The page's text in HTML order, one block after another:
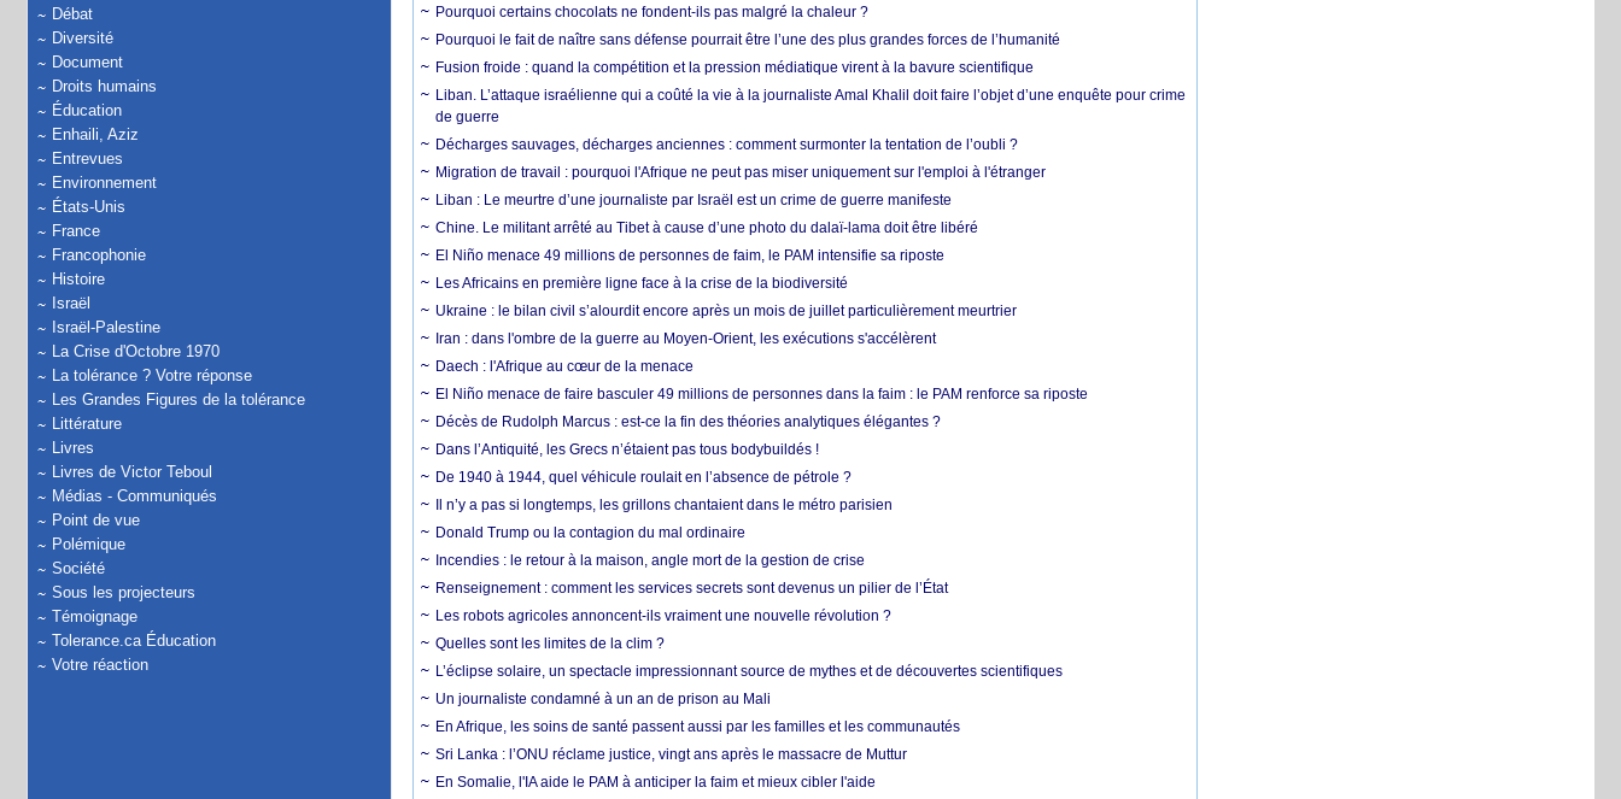
Débat
Diversité
Document
Droits humains
Éducation
Enhaili, Aziz
Entrevues
Environnement
États-Unis
France
Francophonie
Histoire
Israël
Israël-Palestine
La Crise d'Octobre 1970
La tolérance ? Votre réponse
Les Grandes Figures de la tolérance
Littérature
Livres
Livres de Victor Teboul
Médias - Communiqués
Point de vue
Polémique
Société
Sous les projecteurs
Témoignage
Tolerance.ca Éducation
Votre réaction
Pourquoi certains chocolats ne fondent-ils pas malgré la chaleur ?
Pourquoi le fait de naître sans défense pourrait être l’une des plus grandes forces de l’humanité
Fusion froide : quand la compétition et la pression médiatique virent à la bavure scientifique
Liban. L’attaque israélienne qui a coûté la vie à la journaliste Amal Khalil doit faire l’objet d’une enquête pour crime
de guerre
Décharges sauvages, décharges anciennes : comment surmonter la tentation de l’oubli ?
Migration de travail : pourquoi l'Afrique ne peut pas miser uniquement sur l'emploi à l'étranger
Liban : Le meurtre d’une journaliste par Israël est un crime de guerre manifeste
Chine. Le militant arrêté au Tibet à cause d’une photo du dalaï-lama doit être libéré
El Niño menace 49 millions de personnes de faim, le PAM intensifie sa riposte
Les Africains en première ligne face à la crise de la biodiversité
Ukraine : le bilan civil s’alourdit encore après un mois de juillet particulièrement meurtrier
Iran : dans l'ombre de la guerre au Moyen-Orient, les exécutions s'accélèrent
Daech : l'Afrique au cœur de la menace
El Niño menace de faire basculer 49 millions de personnes dans la faim : le PAM renforce sa riposte
Décès de Rudolph Marcus : est-ce la fin des théories analytiques élégantes ?
Dans l’Antiquité, les Grecs n’étaient pas tous bodybuildés !
De 1940 à 1944, quel véhicule roulait en l’absence de pétrole ?
Il n’y a pas si longtemps, les grillons chantaient dans le métro parisien
Donald Trump ou la contagion du mal ordinaire
Incendies : le retour à la maison, angle mort de la gestion de crise
Renseignement : comment les services secrets sont devenus un pilier de l’État
Les robots agricoles annoncent-ils vraiment une nouvelle révolution ?
Quelles sont les limites de la clim ?
L’éclipse solaire, un spectacle impressionnant source de mythes et de découvertes scientifiques
Un journaliste condamné à un an de prison au Mali
En Afrique, les soins de santé passent aussi par les familles et les communautés
Sri Lanka : l’ONU réclame justice, vingt ans après le massacre de Muttur
En Somalie, l'IA aide le PAM à anticiper la faim et mieux cibler l'aide